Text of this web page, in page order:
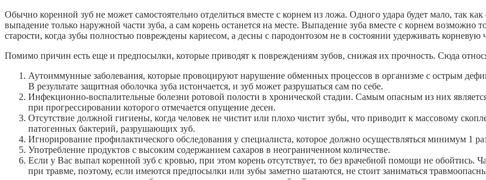
Обычно коренной зуб не может самостоятельно отделиться вместе с корнем из ложа. Одного удара будет мало, так
выпадение только наружной части зуба, а сам корень останется на месте. Выпадение зуба вместе с корнем возможно
старости, когда зубы полностью повреждены кариесом, а десны с пародонтозом не в состоянии удерживать корневую
Помимо причин есть еще и предпосылки, которые приводят к повреждениям зубов, снижая их прочность. Сюда
Аутоиммунные заболевания, которые провоцируют нарушение обменных процессов в организме с острым
В результате защитная оболочка зуба истончается, и зуб может разрушаться сам по себе.
Инфекционно-воспалительные болезни ротовой полости в хронической стадии. Самым опасным из них
при прогрессировании которого отмечается опущение десен.
Отсутствие должной гигиены, когда человек не чистит или плохо чистит зубы, что приводит к массовому
патогенных бактерий, разрушающих зуб.
Игнорирование профилактического обследования у специалиста, которое должно осуществляться минимум 1
Употребление продуктов с высоким содержанием сахаров в неограниченном количестве.
Если у Вас выпал коренной зуб с кровью, при этом корень отсутствует, то без врачебной помощи не обойтись.
при травме, поэтому, если имеются предпосылки или зубы заметно шатаются, не стоит заниматься